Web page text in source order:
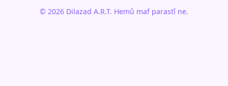
© 2026 Dilazad A.R.T. Hemû maf parastî ne.